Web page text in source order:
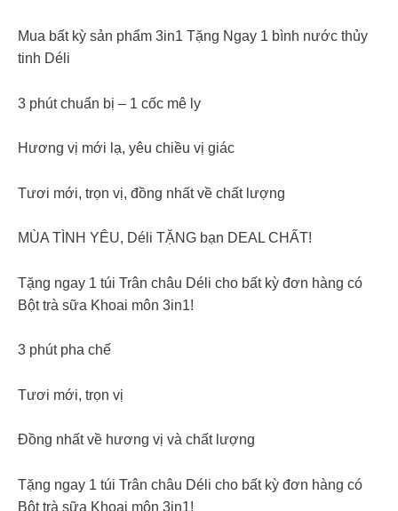
Mua bất kỳ sản phẩm 3in1 Tặng Ngay 1 bình nước thủy
tinh Déli
3 phút chuẩn bị – 1 cốc mê ly
Hương vị mới lạ, yêu chiều vị giác
Tươi mới, trọn vị, đồng nhất về chất lượng
MÙA TÌNH YÊU, Déli TẶNG bạn DEAL CHẤT!
Tặng ngay 1 túi Trân châu Déli cho bất kỳ đơn hàng có
Bột trà sữa Khoai môn 3in1!
3 phút pha chế
Tươi mới, trọn vị
Đồng nhất về hương vị và chất lượng
Tặng ngay 1 túi Trân châu Déli cho bất kỳ đơn hàng có
Bột trà sữa Khoai môn 3in1!